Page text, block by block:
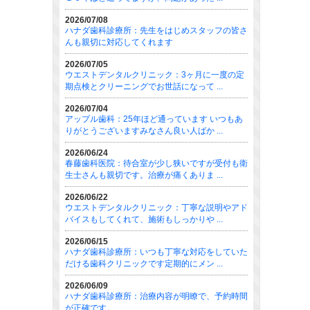
2026/07/08
ハナダ歯科診療所：先生をはじめスタッフの皆さ
んも親切に対応してくれます
2026/07/05
ウエストデンタルクリニック：3ヶ月に一度の定
期点検とクリーニングでお世話になって ...
2026/07/04
アップル歯科：25年ほど通っています いつもあ
りがとうございますみなさん良い人ばか ...
2026/06/24
春藤歯科医院：待合室が少し狭いですが受付も衛
生士さんも親切です。治療が痛くありま ...
2026/06/22
ウエストデンタルクリニック：丁寧な説明やアド
バイスもしてくれて、施術もしっかりや ...
2026/06/15
ハナダ歯科診療所：いつも丁寧な対応をしていた
だける歯科クリニックです定期的にメン ...
2026/06/09
ハナダ歯科診療所：治療内容が明瞭で、予約時間